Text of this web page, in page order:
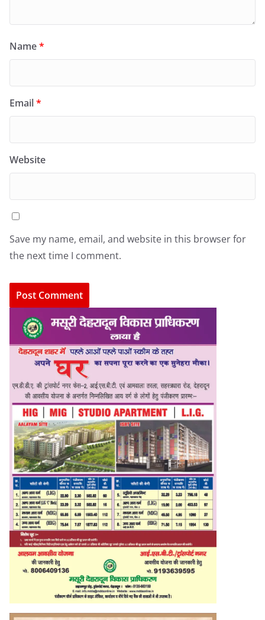
Name*
Email*
Website
Save my name, email, and website in this browser for
the next time I comment.